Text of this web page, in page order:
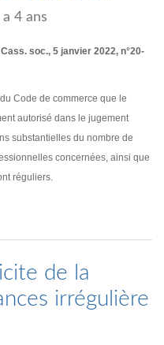
4 ans
soc., 5 janvier 2022, n°20-
Code de commerce que le
autorisé dans le jugement
substantielles du nombre de
concernées, ainsi que
réguliers.
de la
irrégulière